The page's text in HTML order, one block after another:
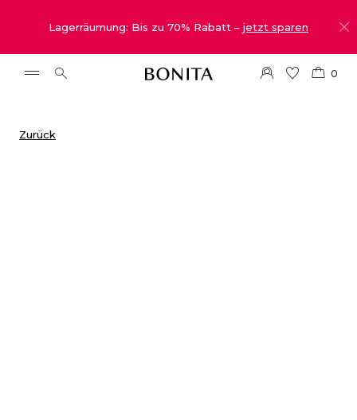
Lagerräumung: Bis zu 70% Rabatt – jetzt sparen
0
Zurück